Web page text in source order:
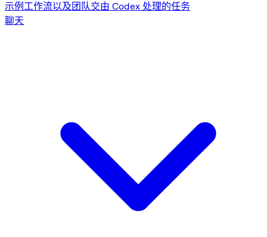
示例工作流以及团队交由 Codex 处理的任务
聊天